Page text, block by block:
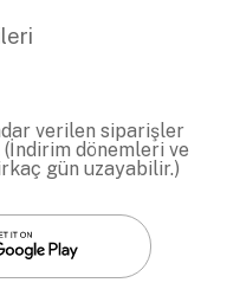
verilen siparişler
dönemleri ve
gün uzayabilir.)